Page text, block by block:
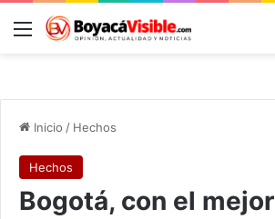
Menú
Inicio / Hechos
Hechos
Bogotá, con el mejor